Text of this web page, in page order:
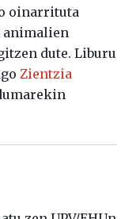
oinarrituta
animalien
dute. Liburu
Zientzia